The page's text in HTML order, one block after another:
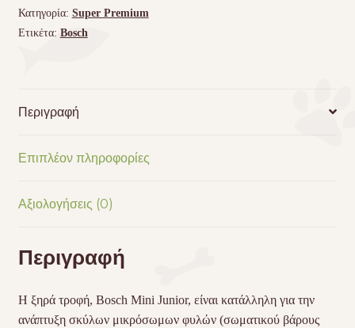
νεαρά
σκυλιά
ποσότητα
Κατηγορία: Super Premium
Ετικέτα: Bosch
Περιγραφή
Επιπλέον πληροφορίες
Αξιολογήσεις (0)
Περιγραφή
H ξηρά τροφή, Bosch Mini Junior, είναι κατάλληλη για την
ανάπτυξη σκύλων μικρόσωμων φυλών (σωματικού βάρους